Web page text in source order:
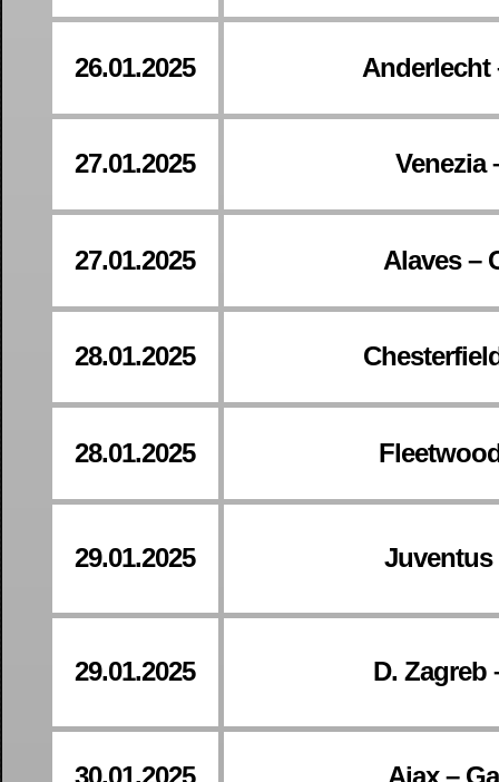
26.01.2025 Anderlecht
27.01.2025 Venezia
27.01.2025 Alaves –
28.01.2025
28.01.2025
29.01.2025 Juventus
29.01.2025 D. Zagreb
30.01.2025 Ajax –